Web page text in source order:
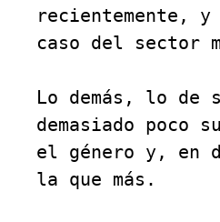
recientemente,
caso del sector
Lo demás, lo de
demasiado poco
el género y, en
la que más.